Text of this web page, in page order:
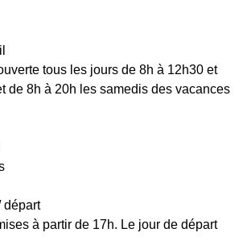
tous les jours de 8h à 12h30 et
de 8h à 20h les samedis des vacances
départ
à partir de 17h. Le jour de départ